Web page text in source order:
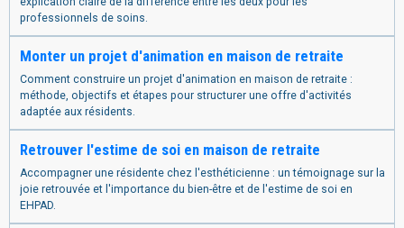
professionnels de soins.
Monter un projet d'animation en maison de retraite
Comment construire un projet d'animation en maison de retraite :
méthode, objectifs et étapes pour structurer une offre d'activités
adaptée aux résidents.
Retrouver l'estime de soi en maison de retraite
Accompagner une résidente chez l'esthéticienne : un témoignage sur la
joie retrouvée et l'importance du bien-être et de l'estime de soi en
EHPAD.